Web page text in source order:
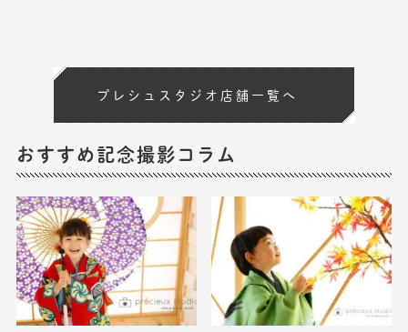
プレシュスタジオ店舗一覧へ
おすすめ記念撮影コラム